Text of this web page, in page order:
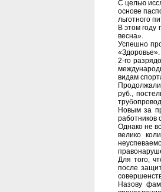
С целью
основе
льготного
В этом году
весна».
Успешно
2-го
видам
руб.,
Новым за
работников
Однако не
велико
Для того,
после
Назову